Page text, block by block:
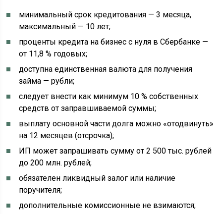
минимальный срок кредитования — 3 месяца,
максимальный — 10 лет;
проценты кредита на бизнес с нуля в Сбербанке —
от 11,8 % годовых;
доступна единственная валюта для получения
займа — рубли;
следует внести как минимум 10 % собственных
средств от заправшиваемой суммы;
выплату основной части долга можно «отодвинуть»
на 12 месяцев (отсрочка);
ИП может запрашивать сумму от 2 500 тыс. рублей
до 200 млн. рублей;
обязателен ликвидный залог или наличие
поручителя;
дополнительные комиссионные не взимаются;